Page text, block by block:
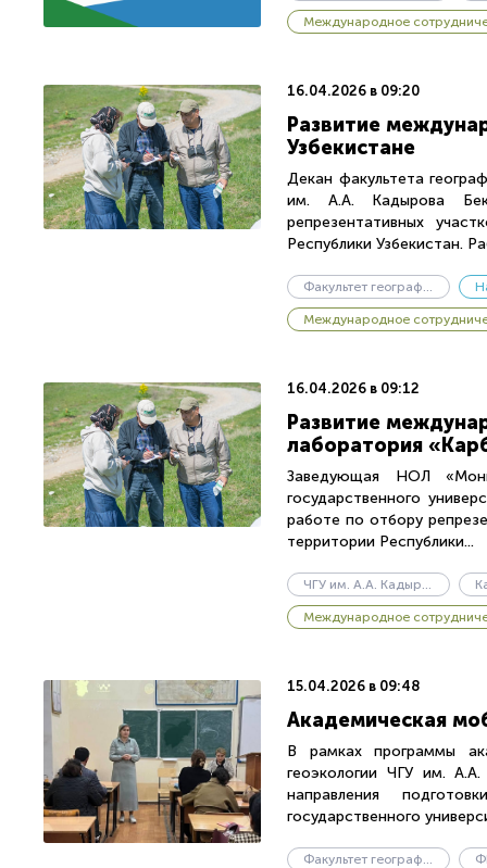
Международное
16.04.2026 в 09:20
Развитие
Узбекистане
Декан факультета
им. А.А. Кадырова
репрезентативных
Республики Узбекистан.
Факультет географии и геоэкологии
Международное
16.04.2026 в 09:12
Развитие
лаборатория
Заведующая НОЛ
государственного
работе по отбору
территории Республики...
ЧГУ им. А.А. Кадырова
Международное
15.04.2026 в 09:48
Академическая
В рамках программы
геоэкологии ЧГУ им.
направления
государственного
Факультет географии и геоэкологии